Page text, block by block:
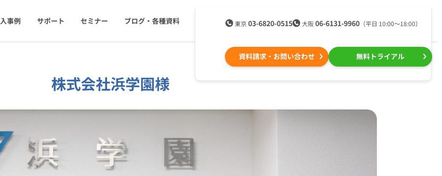
認証サービス
事例 サポート セミナー ブログ・各種資料
資料請求・お問い合わせ 無料トライアル
東京 03-6820-0515 大阪 06-6131-9960（平日 10:00〜18:00）
株式会社浜学園様